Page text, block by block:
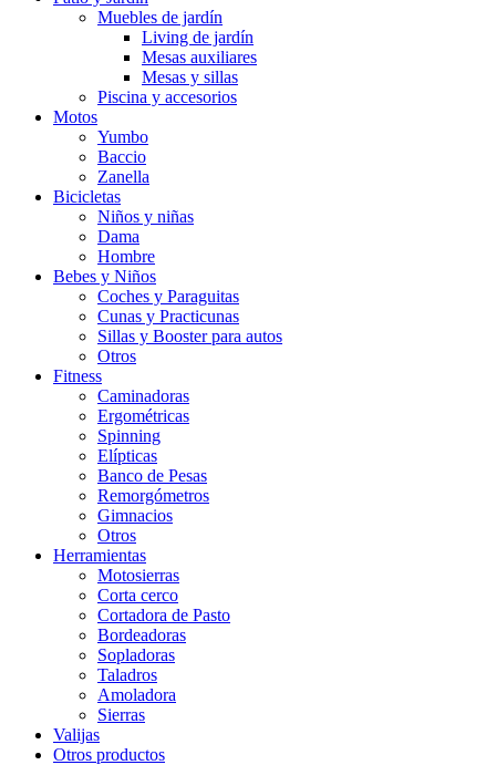
Muebles de jardín
Living de jardín
Mesas auxiliares
Mesas y sillas
Piscina y accesorios
Motos
Yumbo
Baccio
Zanella
Bicicletas
Niños y niñas
Dama
Hombre
Bebes y Niños
Coches y Paraguitas
Cunas y Practicunas
Sillas y Booster para autos
Otros
Fitness
Caminadoras
Ergométricas
Spinning
Elípticas
Banco de Pesas
Remorgómetros
Gimnacios
Otros
Herramientas
Motosierras
Corta cerco
Cortadora de Pasto
Bordeadoras
Sopladoras
Taladros
Amoladora
Sierras
Valijas
Otros productos